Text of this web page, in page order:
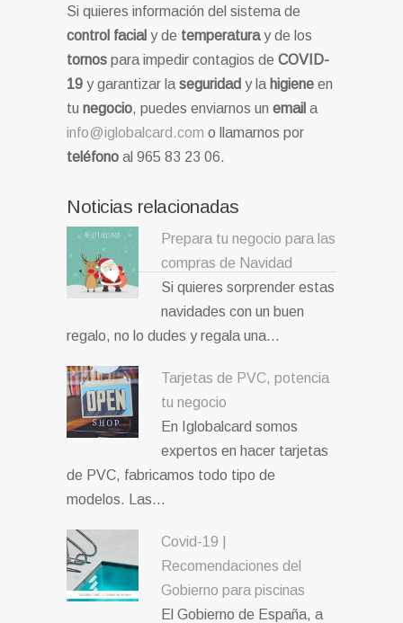
Si quieres información del sistema de
control facial y de temperaturay de los
tornos para impedir contagios de COVID-
19 y garantizar la seguridad y la higiene en
tu negocio, puedes enviarnos un email a
info@iglobalcard.com o llamarnos por
teléfono al 965 83 23 06.
Noticias relacionadas
Prepara tu negocio para las
compras de Navidad
Si quieres sorprender estas
navidades con un buen
regalo, no lo dudes y regala una…
Tarjetas de PVC, potencia
tu negocio
En Iglobalcard somos
expertos en hacer tarjetas
de PVC, fabricamos todo tipo de
modelos. Las…
Covid-19 |
Recomendaciones del
Gobierno para piscinas
El Gobierno de España, a